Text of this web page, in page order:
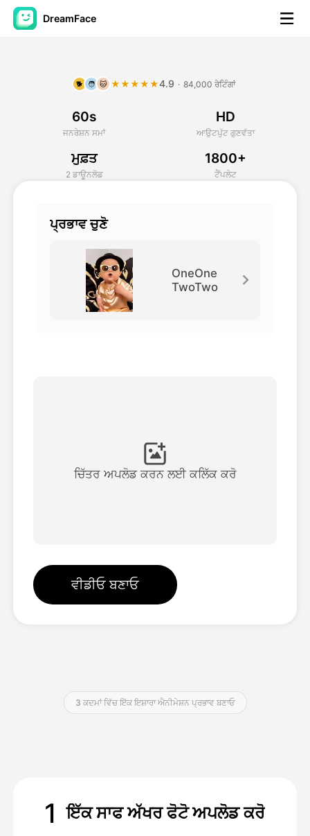
DreamFace
ਅਵਤਾਰ ਵੀਡੀਓ
ਏਆਈ ਵੀਡੀਓ
ਬਲੌਗ
🐕 🧑 🐱 ★★★★★4.9 · 84,000 ਰੇਟਿੰਗਾਂ
60s
ਜਨਰੇਸ਼ਨ ਸਮਾਂ
HD
ਆਉਟਪੁੱਟ ਗੁਣਵੱਤਾ
ਮੁਫ਼ਤ
2 ਡਾਊਨਲੋਡ
1800+
ਟੈਂਪਲੇਟ
ਪ੍ਰਭਾਵ ਚੁਣੋ
OneOne
TwoTwo
ਚਿੱਤਰ ਅਪਲੋਡ ਕਰਨ ਲਈ ਕਲਿੱਕ ਕਰੋ
ਵੀਡੀਓ ਬਣਾਓ
3 ਕਦਮਾਂ ਵਿੱਚ ਇੱਕ ਇਸ਼ਾਰਾ ਐਨੀਮੇਸ਼ਨ ਪ੍ਰਭਾਵ ਬਣਾਓ
1 ਇੱਕ ਸਾਫ ਅੱਖਰ ਫੋਟੋ ਅਪਲੋਡ ਕਰੋ